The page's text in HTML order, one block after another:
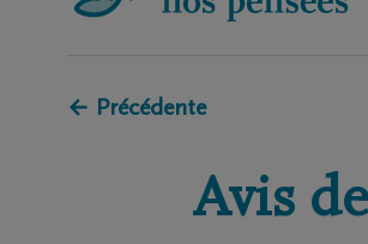
← Précédente
Avis